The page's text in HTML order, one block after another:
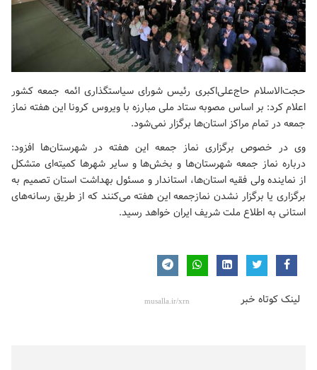
حجت‌الاسلام حاج‌علی‌اکبری رئیس شورای سیاستگذاری ائمه جمعه کشور
اعلام کرد: بر اساس مصوبه ستاد ملی مبارزه با ویروس کرونا این هفته نماز
جمعه در تمام مراکز استان‌ها برگزار نمی‌شود.
وی در خصوص برگزاری نماز جمعه این هفته در شهرستان‌ها افزود:
درباره نماز جمعه شهرستان‌ها و بخش‌ها و سایر شهرها کمیته‌ای متشکل
از نماینده ولی فقیه استان‌ها، استاندار و مسئول بهداشت استان تصمیم به
برگزاری یا برگزار نشدن نمازجمعه این هفته می‌کنند که از طریق رسانه‌های
استانی به اطلاع ملت شریف ایران خواهد رسید.
لینک کوتاه خبر